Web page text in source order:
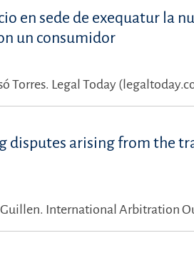
en sede de exequatur la
un consumidor
Torres. Legal Today
disputes arising from the
International Arbitration